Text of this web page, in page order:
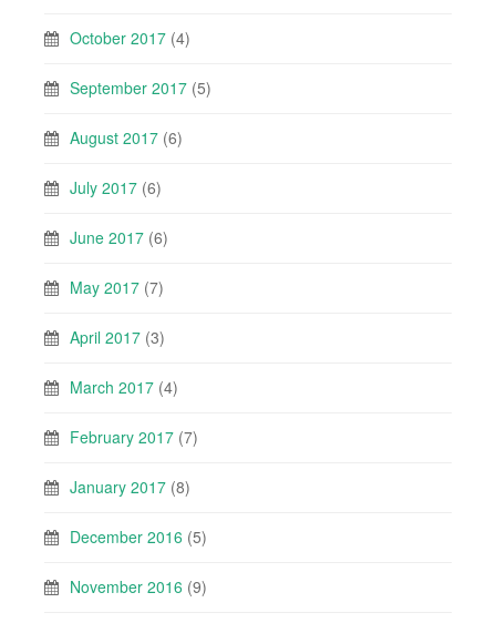
October 2017 (4)
September 2017 (5)
August 2017 (6)
July 2017 (6)
June 2017 (6)
May 2017 (7)
April 2017 (3)
March 2017 (4)
February 2017 (7)
January 2017 (8)
December 2016 (5)
November 2016 (9)